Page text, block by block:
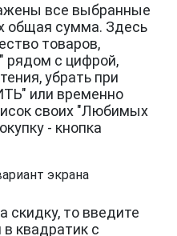
все выбранные
общая сумма. Здесь
товаров,
рядом с цифрой,
убрать при
или временно
своих "Любимых
- кнопка
экрана
скидку, то введите
в квадратик с